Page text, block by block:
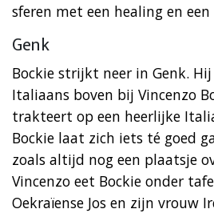
sferen met een healing en
Genk
Bockie strijkt neer in Genk.
Italiaans boven bij Vincenzo
trakteert op een heerlijke
Bockie laat zich iets té goed
zoals altijd nog een plaatsje
Vincenzo eet Bockie onder
Oekraïense Jos en zijn vrouw